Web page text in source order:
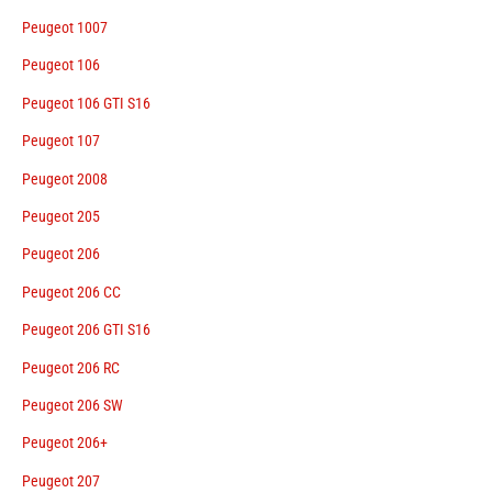
Peugeot 1007
Peugeot 106
Peugeot 106 GTI S16
Peugeot 107
Peugeot 2008
Peugeot 205
Peugeot 206
Peugeot 206 CC
Peugeot 206 GTI S16
Peugeot 206 RC
Peugeot 206 SW
Peugeot 206+
Peugeot 207